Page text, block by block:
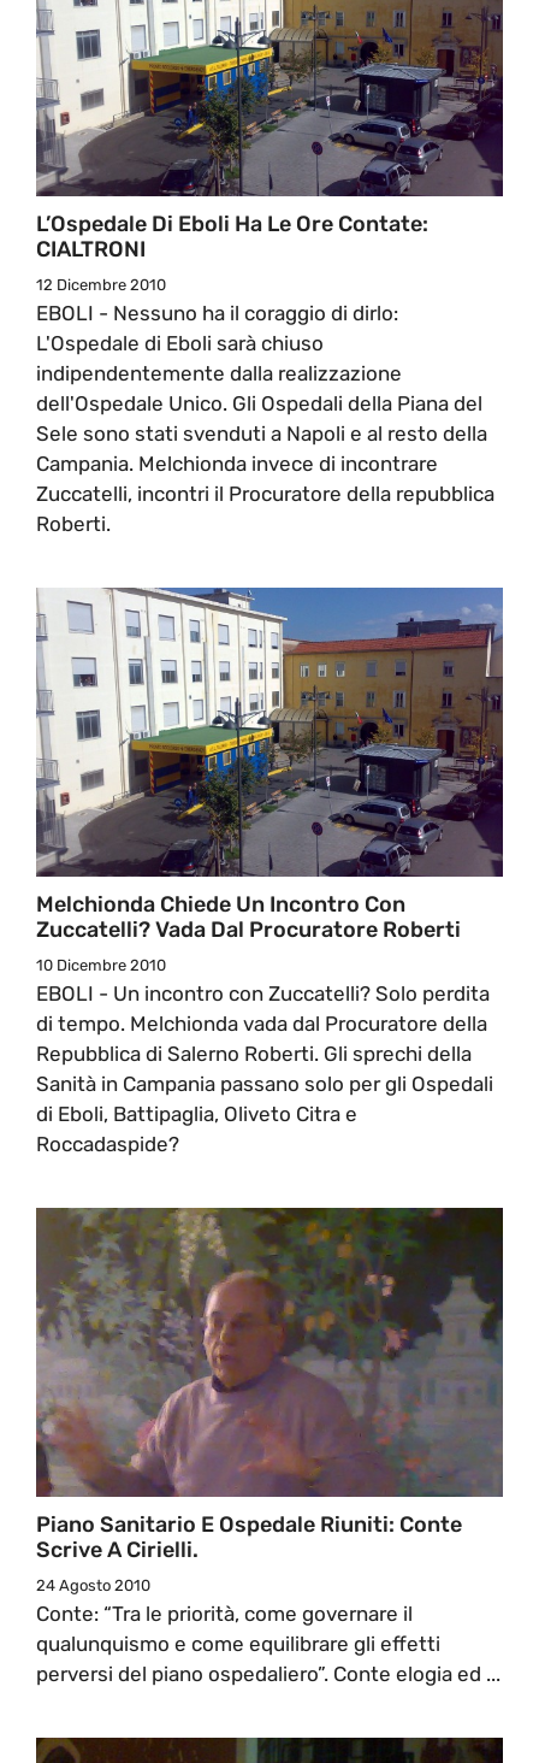
L’Ospedale Di Eboli Ha Le Ore Contate:
CIALTRONI
12 Dicembre 2010
EBOLI - Nessuno ha il coraggio di dirlo:
L'Ospedale di Eboli sarà chiuso
indipendentemente dalla realizzazione
dell'Ospedale Unico. Gli Ospedali della Piana del
Sele sono stati svenduti a Napoli e al resto della
Campania. Melchionda invece di incontrare
Zuccatelli, incontri il Procuratore della repubblica
Roberti.
Melchionda Chiede Un Incontro Con
Zuccatelli? Vada Dal Procuratore Roberti
10 Dicembre 2010
EBOLI - Un incontro con Zuccatelli? Solo perdita
di tempo. Melchionda vada dal Procuratore della
Repubblica di Salerno Roberti. Gli sprechi della
Sanità in Campania passano solo per gli Ospedali
di Eboli, Battipaglia, Oliveto Citra e
Roccadaspide?
Piano Sanitario E Ospedale Riuniti: Conte
Scrive A Cirielli.
24 Agosto 2010
Conte: “Tra le priorità, come governare il
qualunquismo e come equilibrare gli effetti
perversi del piano ospedaliero”. Conte elogia ed ...